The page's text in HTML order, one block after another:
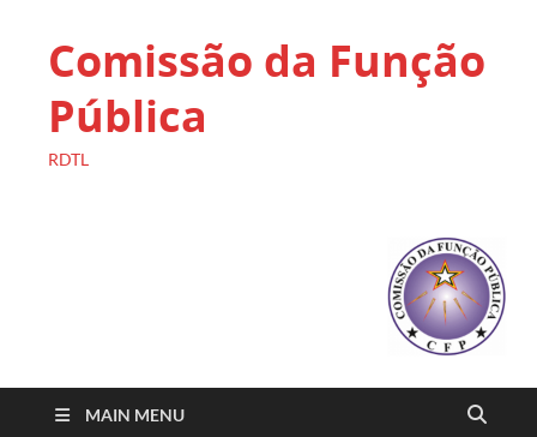
Comissão da Função
Pública
RDTL
MAIN MENU